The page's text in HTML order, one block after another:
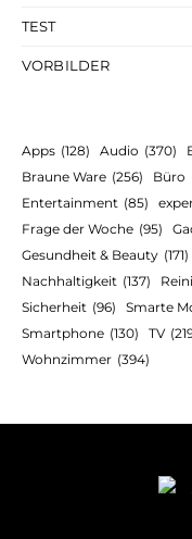
TEST
VORBILDER
Apps (128) Audio (370)
Braune Ware (256) Büro
Entertainment (85)
Frage der Woche (95)
Gesundheit & Beauty (171)
Nachhaltigkeit (137)
Sicherheit (96) Smarte
Smartphone (130) TV
Wohnzimmer (394)